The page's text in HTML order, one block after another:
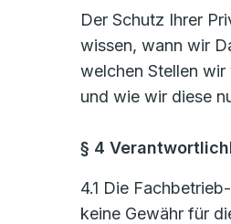
Der Schutz Ihrer
wissen, wann wir
welchen Stellen wir
und wie wir diese
§ 4
4.1 Die
keine Gewähr für